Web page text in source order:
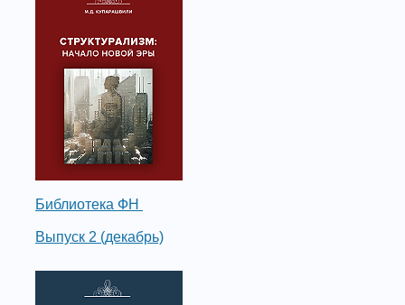
Библиотека ФН
Выпуск 2 (декабрь)